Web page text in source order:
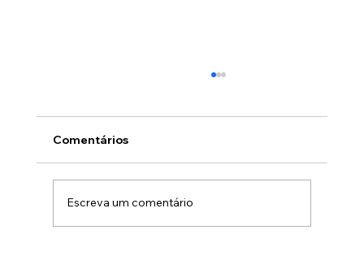
Comentários
Escreva um comentário